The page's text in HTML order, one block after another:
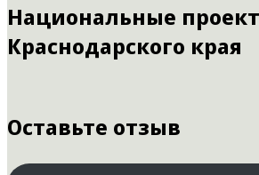
Национальные
Краснодарского края
Оставьте отзыв